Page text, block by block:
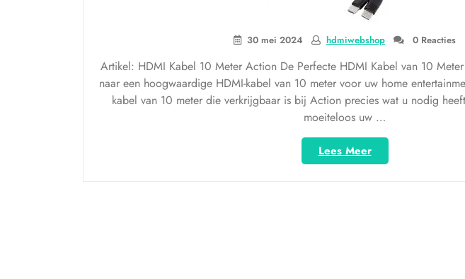
30 mei 2024 hdmiwebshop 0 Reacties
Artikel: HDMI Kabel 10 Meter Action De Perfecte HDMI Kabel van 10
naar een hoogwaardige HDMI-kabel van 10 meter voor uw home
kabel van 10 meter die verkrijgbaar is bij Action precies wat u nodig
moeiteloos uw …
Lees Meer“HDMI
Kabel
van